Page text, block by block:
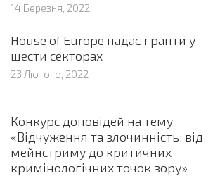
14 Березня, 2022
House of Europe надає гранти у
шести секторах
23 Лютого, 2022
Конкурс доповідей на тему
«Відчуження та злочинність: від
мейнстриму до критичних
кримінологічних точок зору»